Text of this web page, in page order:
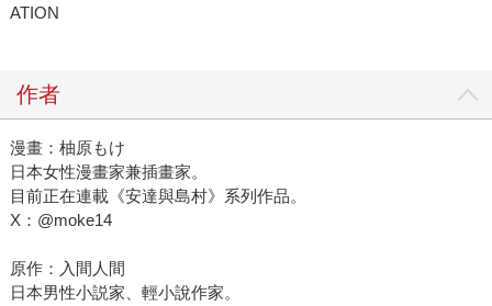
ATION
作者
漫畫：柚原もけ
日本女性漫畫家兼插畫家。
目前正在連載《安達與島村》系列作品。
X：@moke14
原作：入間人間
日本男性小説家、輕小說作家。